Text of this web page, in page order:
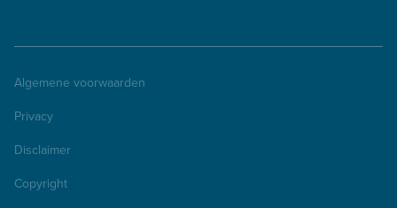
Algemene voorwaarden
Privacy
Disclaimer
Copyright